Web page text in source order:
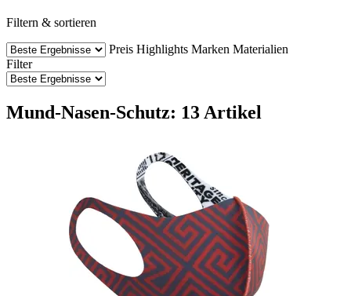
Filtern & sortieren
Preis Highlights Marken Materialien
Filter
Mund-Nasen-Schutz: 13 Artikel